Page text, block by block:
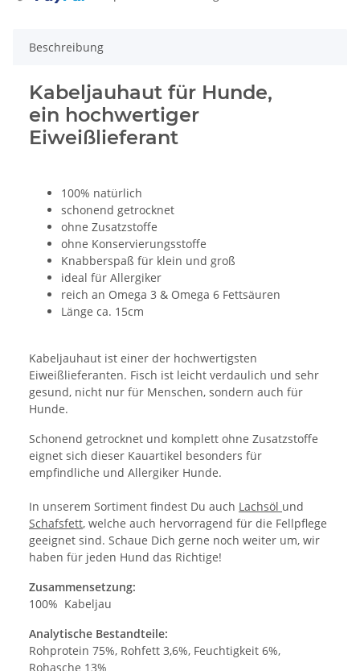
Beschreibung
Kabeljauhaut für Hunde,
ein hochwertiger
Eiweißlieferant
100% natürlich
schonend getrocknet
ohne Zusatzstoffe
ohne Konservierungsstoffe
Knabberspaß für klein und groß
ideal für Allergiker
reich an Omega 3 & Omega 6 Fettsäuren
Länge ca. 15cm
Kabeljauhaut ist einer der hochwertigsten
Eiweißlieferanten. Fisch ist leicht verdaulich und sehr
gesund, nicht nur für Menschen, sondern auch für
Hunde.
Schonend getrocknet und komplett ohne Zusatzstoffe
eignet sich dieser Kauartikel besonders für
empfindliche und Allergiker Hunde.
In unserem Sortiment findest Du auch Lachsöl und
Schafsfett, welche auch hervorragend für die Fellpflege
geeignet sind. Schaue Dich gerne noch weiter um, wir
haben für jeden Hund das Richtige!
Zusammensetzung:
100% Kabeljau
Analytische Bestandteile:
Rohprotein 75%, Rohfett 3,6%, Feuchtigkeit 6%,
Rohasche 13%